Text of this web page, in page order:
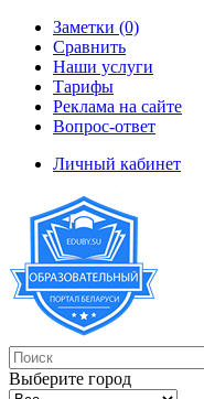
Заметки (0)
Сравнить
Наши услуги
Тарифы
Реклама на сайте
Вопрос-ответ
Личный кабинет
Выберите город